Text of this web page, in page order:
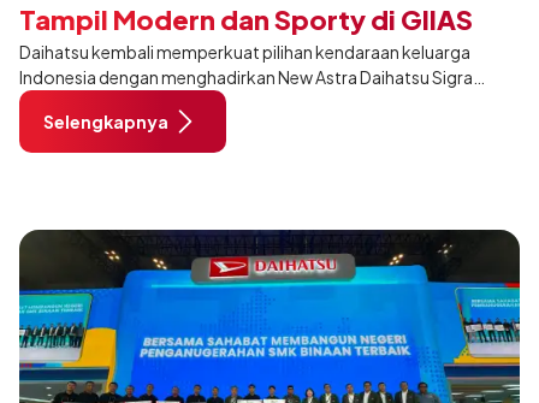
Tampil Modern dan Sporty di GIIAS
2026
Daihatsu kembali memperkuat pilihan kendaraan keluarga
Indonesia dengan menghadirkan New Astra Daihatsu Sigra
khusus pada varian 1.2R di ajang GAIKINDO Indonesia
International Auto Show (GIIAS) 2026. Membawa penyegaran
pada desain, interior, dan sejumlah fitur, New Sigra hadir untuk
Selengkapnya